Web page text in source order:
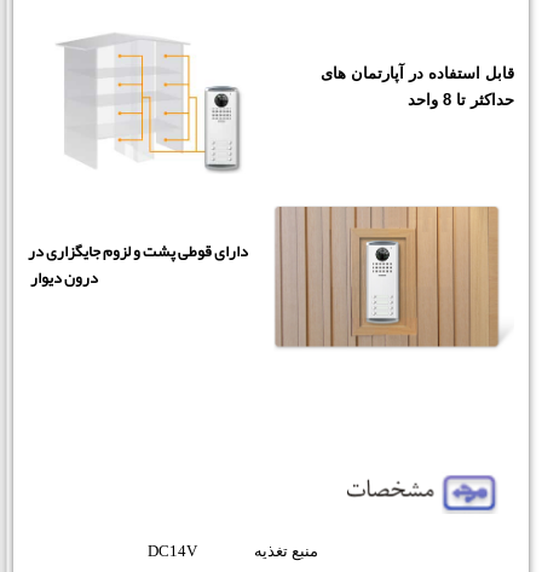
قابل استفاده در آپارتمان های
حداکثر تا 8 واحد
دارای قوطی پشت و لزوم جایگزاری در
درون دیوار
منبع تغذیه
DC14V